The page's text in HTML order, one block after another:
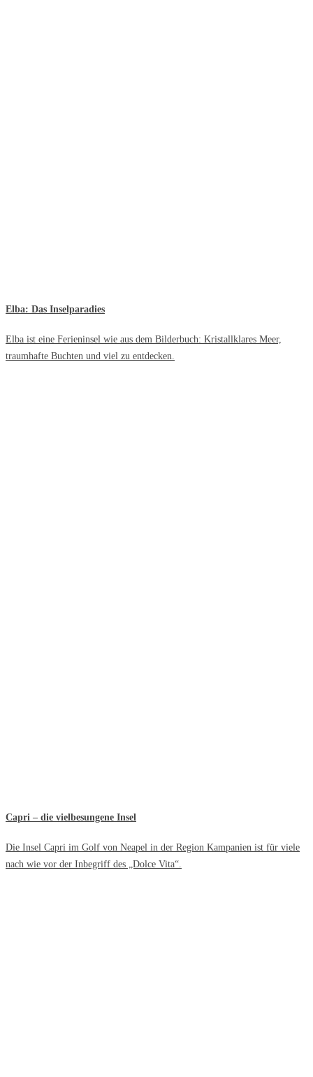
Elba: Das Inselparadies
Elba ist eine Ferieninsel wie aus dem Bilderbuch: Kristallklares Meer,
traumhafte Buchten und viel zu entdecken.
Capri – die vielbesungene Insel
Die Insel Capri im Golf von Neapel in der Region Kampanien ist für viele
nach wie vor der Inbegriff des „Dolce Vita“.